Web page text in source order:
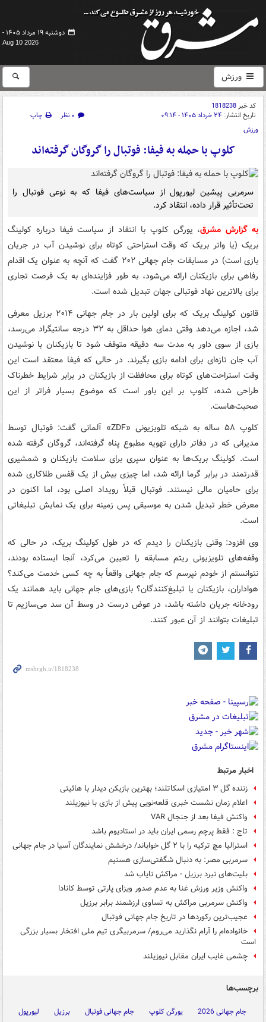
دوشنبه ۱۹ مرداد ۱۴۰۵ -
Aug 10 2026
ورزش
کد خبر1818238
تاریخ انتشار: ۲۴ خرداد ۱۴۰۵ - ۰۹:۱۴ ۰ نظر
چاپ
ورزش
کلوپ با حمله به فیفا: فوتبال را گروگان گرفته‌اند
سرمربی پیشین لیورپول از سیاست‌های فیفا که به نوعی فوتبال را
تحت‌تأثیر قرار داده، انتقاد کرد.
به گزارش مشرق، یورگن کلوپ با انتقاد از سیاست‌ فیفا درباره کولینگ
بریک (یا واتر بریک که وقت استراحتی کوتاه برای نوشیدن آب در جریان
بازی است) در مسابقات جام جهانی ۲۰۲ گفت که آنچه به عنوان یک اقدام
رفاهی برای بازیکنان ارائه می‌شود، به طور فزاینده‌ای به یک فرصت تجاری
برای بالاترین نهاد فوتبالی جهان تبدیل شده است.
قانون کولینگ بریک که برای اولین بار در جام جهانی ۲۰۱۴ برزیل معرفی
شد، اجازه می‌دهد وقتی دمای هوا حداقل به ۳۲ درجه سانتیگراد می‌رسد،
بازی از سوی داور به مدت سه دقیقه متوقف شود تا بازیکنان با نوشیدن
آب جان تازه‌ای برای ادامه بازی بگیرند. در حالی که فیفا معتقد است این
وقت‌ استراحت‌های کوتاه برای محافظت از بازیکنان در برابر شرایط خطرناک
طراحی شده‌، کلوپ بر این باور است که موضوع بسیار فراتر از این
صحبت‌هاست.
کلوپ ۵۸ ساله به شبکه تلویزیونی «ZDF» آلمانی گفت: فوتبال توسط
مدیرانی که در دفاتر دارای تهویه مطبوع پناه گرفته‌اند، گروگان گرفته شده
است. کولینگ بریک‌ها به عنوان سپری برای سلامت بازیکنان و شمشیری
قدرتمند در برابر گرما ارائه شد، اما چیزی بیش از یک قفس طلاکاری شده
برای حامیان مالی نیستند. فوتبال قبلاً رویداد اصلی بود، اما اکنون در
معرض خطر تبدیل شدن به موسیقی پس زمینه برای یک نمایش تبلیغاتی
است.
وی افزود: وقتی بازیکنان را دیدم که در طول کولینگ بریک، در حالی که
وقفه‌های تلویزیونی ریتم مسابقه را تعیین می‌کرد، آنجا ایستاده بودند،
نتوانستم از خودم نپرسم که جام جهانی واقعاً به چه کسی خدمت می‌کند؟
هواداران، بازیکنان یا تبلیغ‌کنندگان؟ بازی‌های جام جهانی باید همانند یک
رودخانه جریان داشته باشد، در عوض درست در وسط آن سد می‌سازیم تا
تبلیغات بتوانند از آن عبور کنند.
اخبار مرتبط
زننده گل ۳ امتیازی اسکاتلند؛ بهترین بازیکن دیدار با هائیتی
اعلام زمان نشست خبری قلعه‌نویی پیش از بازی با نیوزیلند
واکنش فیفا بعد از جنجال VAR
تاج : فقط پرچم رسمی ایران باید در استادیوم باشد
استرالیا مچ ترکیه را با ۲ گل خواباند/ درخشش نمایندگان آسیا در جام جهانی
سرمربی مصر: به دنبال شگفتی‌سازی هستیم
بلیت‌های نبرد برزیل - مراکش نایاب شد
واکنش وزیر ورزش غنا به عدم صدور ویزای پارتی توسط کانادا
واکنش سرمربی مراکش به تساوی ارزشمند برابر برزیل
عجیب‌ترین رکوردها در تاریخ جام جهانی فوتبال
خانواده‌ام را آرام نگذارید می‌روم/ سرمربیگری تیم ملی افتخار بسیار بزرگی
است
چشمی غایب ایران مقابل نیوزیلند
برچسب‌ها
جام جهانی 2026 یورگن کلوپ جام جهانی فوتبال برزیل
لیورپول